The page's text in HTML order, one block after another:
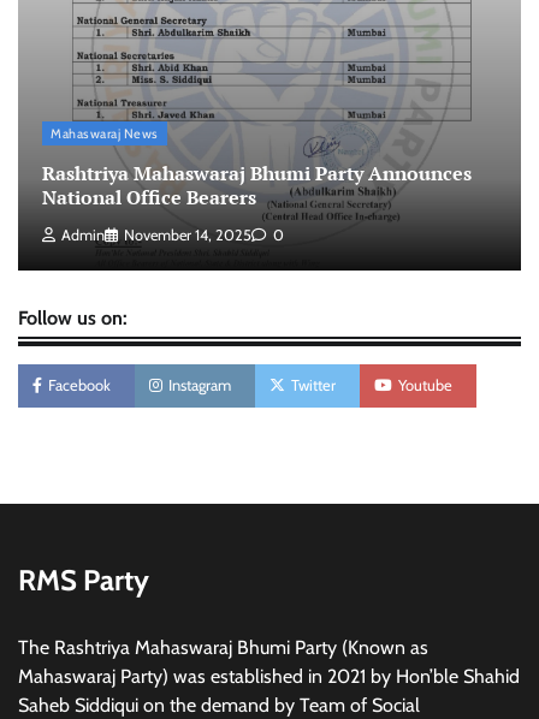
Admin December 31, 2025 0
वार्ड 96 से महास्वराज पार्टी की प्रत्याशी रज़िया बेगम खान का
नामांकन पूरा—इलाके में उत्सव का माहौल
December 31, 2025
Mahaswaraj News
Rashtriya Mahaswaraj Bhumi Party Announces
National Office Bearers
Admin November 14, 2025 0
Follow us on:
Facebook Instagram Twitter Youtube
RMS Party
The Rashtriya Mahaswaraj Bhumi Party (Known as
Mahaswaraj Party) was established in 2021 by Hon’ble Shahid
Saheb Siddiqui on the demand by Team of Social